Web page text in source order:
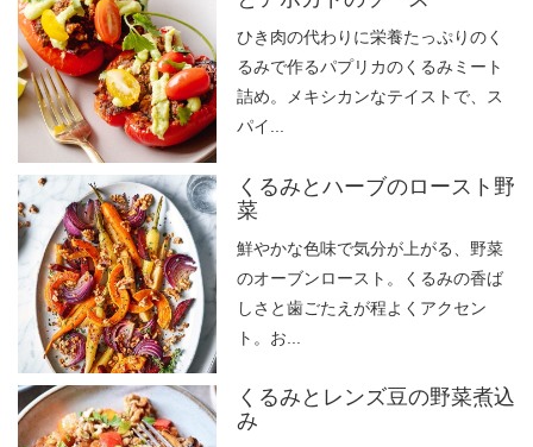
ひき肉の代わりに栄養たっぷりのく
るみで作るパプリカのくるみミート
詰め。メキシカンなテイストで、ス
パイ...
くるみとハーブのロースト野
菜
鮮やかな色味で気分が上がる、野菜
のオーブンロースト。くるみの香ば
しさと歯ごたえが程よくアクセン
ト。お...
くるみとレンズ豆の野菜煮込
み